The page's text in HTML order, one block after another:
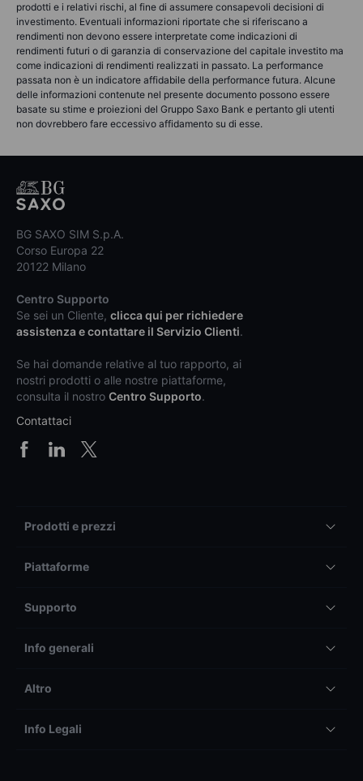
prodotti e i relativi rischi, al fine di assumere consapevoli decisioni di
investimento. Eventuali informazioni riportate che si riferiscano a
rendimenti non devono essere interpretate come indicazioni di
rendimenti futuri o di garanzia di conservazione del capitale investito ma
come indicazioni di rendimenti realizzati in passato. La performance
passata non è un indicatore affidabile della performance futura. Alcune
delle informazioni contenute nel presente documento possono essere
basate su stime e proiezioni del Gruppo Saxo Bank e pertanto gli utenti
non dovrebbero fare eccessivo affidamento su di esse.
BG SAXO SIM S.p.A.
Corso Europa 22
20122 Milano
Centro Supporto
Se sei un Cliente, clicca qui per richiedere
assistenza e contattare il Servizio Clienti.
Se hai domande relative al tuo rapporto, ai
nostri prodotti o alle nostre piattaforme,
consulta il nostro Centro Supporto.
Contattaci
Prodotti e prezzi
Piattaforme
Supporto
Info generali
Altro
Info Legali